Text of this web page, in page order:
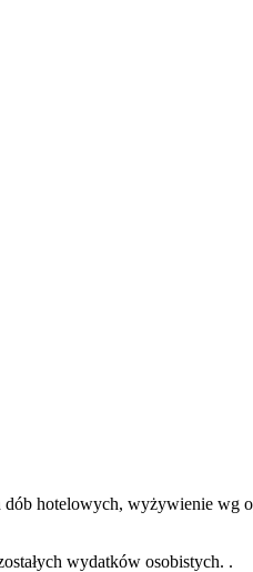
hotelowych, wyżywienie wg
wydatków osobistych. .